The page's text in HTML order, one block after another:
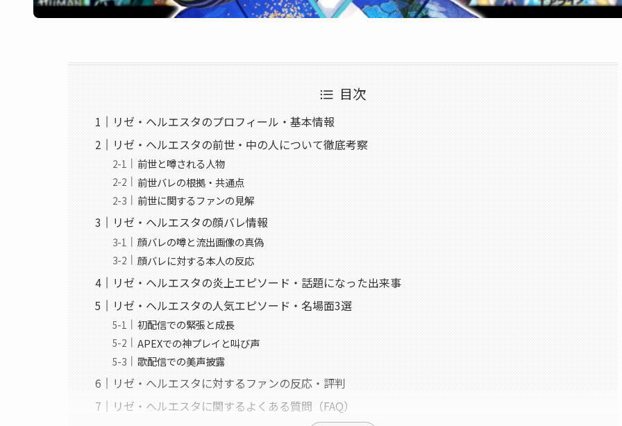
目次
リゼ・ヘルエスタのプロフィール・基本情報
リゼ・ヘルエスタの前世・中の人について徹底考察
前世と噂される人物
前世バレの根拠・共通点
前世に関するファンの見解
リゼ・ヘルエスタの顔バレ情報
顔バレの噂と流出画像の真偽
顔バレに対する本人の反応
リゼ・ヘルエスタの炎上エピソード・話題になった出来事
リゼ・ヘルエスタの人気エピソード・名場面3選
初配信での緊張と成長
APEXでの神プレイと叫び声
歌配信での美声披露
リゼ・ヘルエスタに対するファンの反応・評判
リゼ・ヘルエスタに関するよくある質問（FAQ）